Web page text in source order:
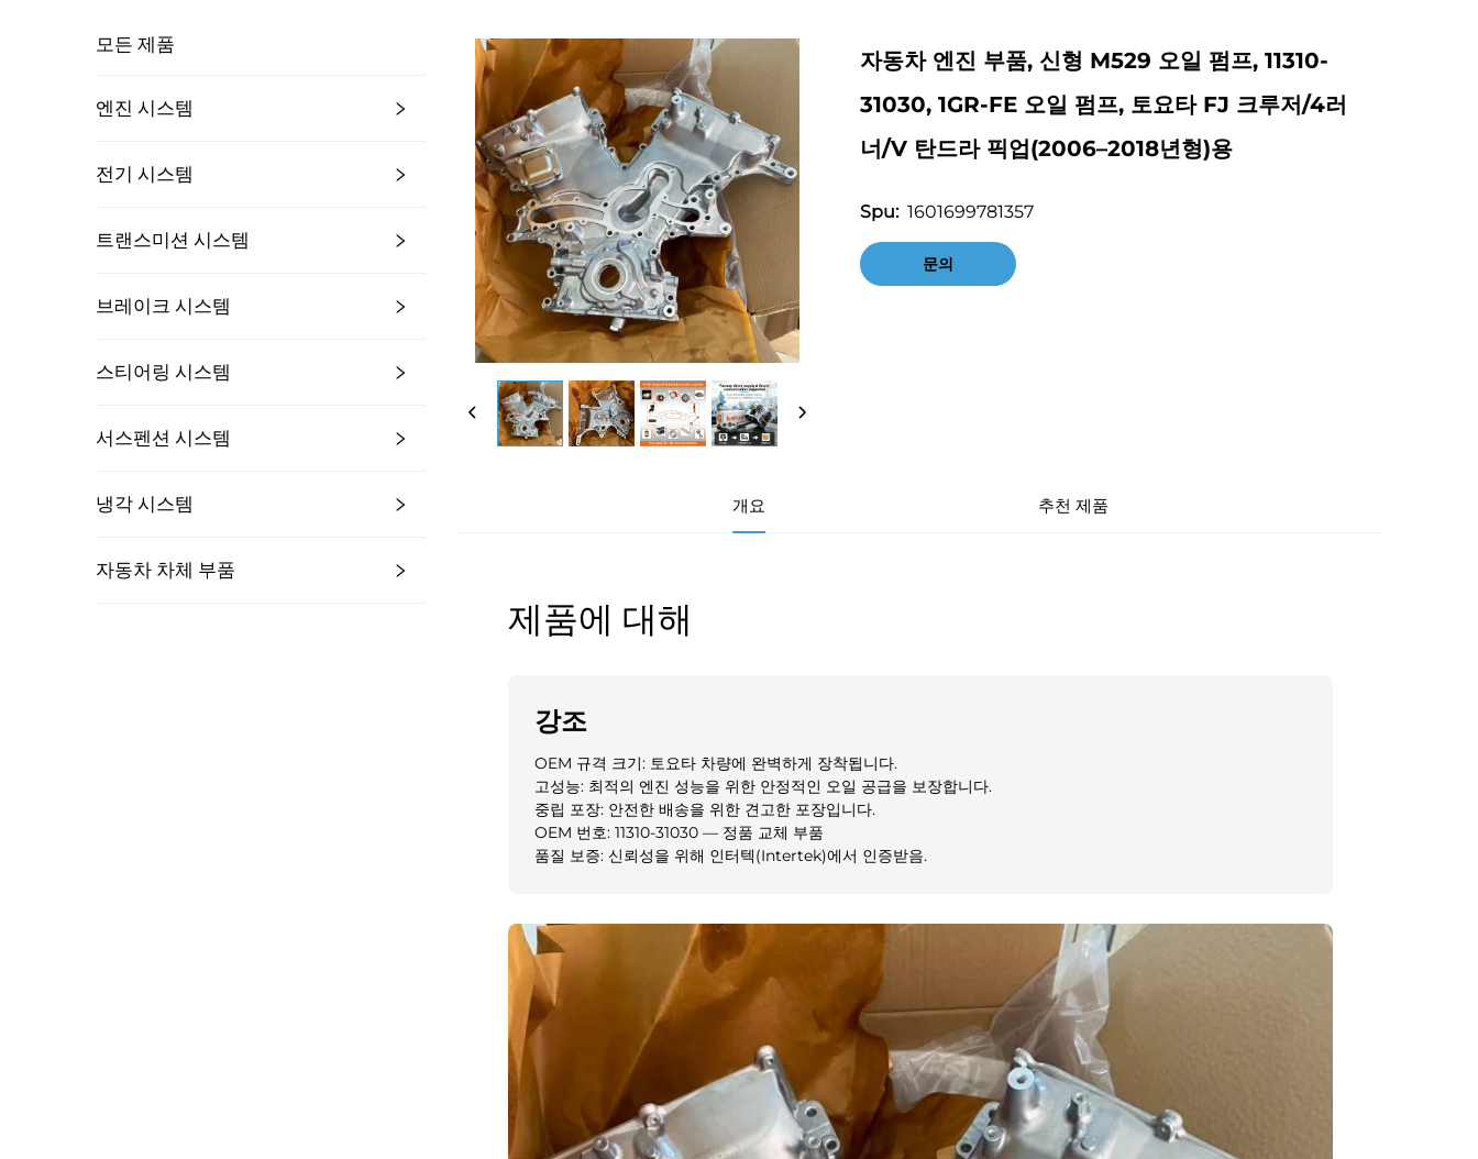
모든 제품
엔진 시스템
전기 시스템
트랜스미션 시스템
브레이크 시스템
스티어링 시스템
서스펜션 시스템
냉각 시스템
자동차 차체 부품
자동차 엔진 부품, 신형 M529 오일 펌프, 11310-
31030, 1GR-FE 오일 펌프, 토요타 FJ 크루저/4러
너/V 탄드라 픽업(2006–2018년형)용
Spu: 1601699781357
문의
개요 추천 제품
제품에 대해
강조
OEM 규격 크기: 토요타 차량에 완벽하게 장착됩니다.
고성능: 최적의 엔진 성능을 위한 안정적인 오일 공급을 보장합니다.
중립 포장: 안전한 배송을 위한 견고한 포장입니다.
OEM 번호: 11310-31030 — 정품 교체 부품
품질 보증: 신뢰성을 위해 인터텍(Intertek)에서 인증받음.